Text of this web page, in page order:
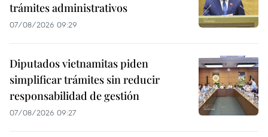
trámites administrativos
07/08/2026 09:29
Diputados vietnamitas piden
simplificar trámites sin reducir
responsabilidad de gestión
07/08/2026 09:27